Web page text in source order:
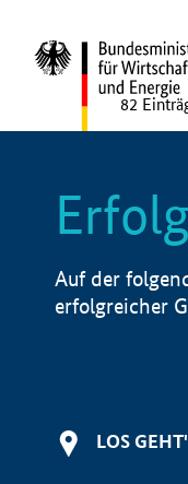
82
Auf der
erfolgreicher
LOS